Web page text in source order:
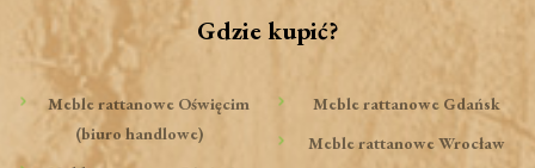
Gdzie kupić?
Meble rattanowe Oświęcim
(biuro handlowe)
Meble rattanowe Gdańsk
Meble rattanowe Wrocław